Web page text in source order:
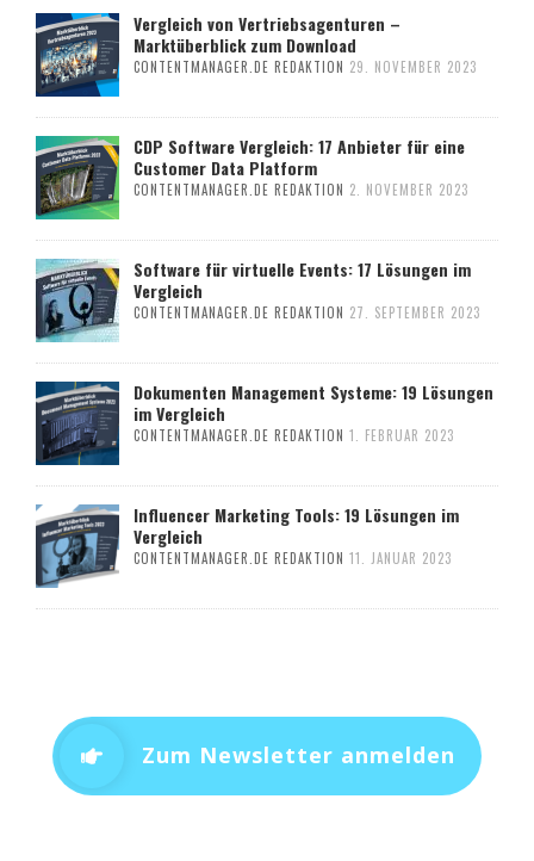
Vergleich von Vertriebsagenturen –
Marktüberblick zum Download
CONTENTMANAGER.DE REDAKTION 29. NOVEMBER 2023
CDP Software Vergleich: 17 Anbieter für eine
Customer Data Platform
CONTENTMANAGER.DE REDAKTION 2. NOVEMBER 2023
Software für virtuelle Events: 17 Lösungen im
Vergleich
CONTENTMANAGER.DE REDAKTION 27. SEPTEMBER 2023
Dokumenten Management Systeme: 19 Lösungen
im Vergleich
CONTENTMANAGER.DE REDAKTION 1. FEBRUAR 2023
Influencer Marketing Tools: 19 Lösungen im
Vergleich
CONTENTMANAGER.DE REDAKTION 11. JANUAR 2023
Zum Newsletter anmelden